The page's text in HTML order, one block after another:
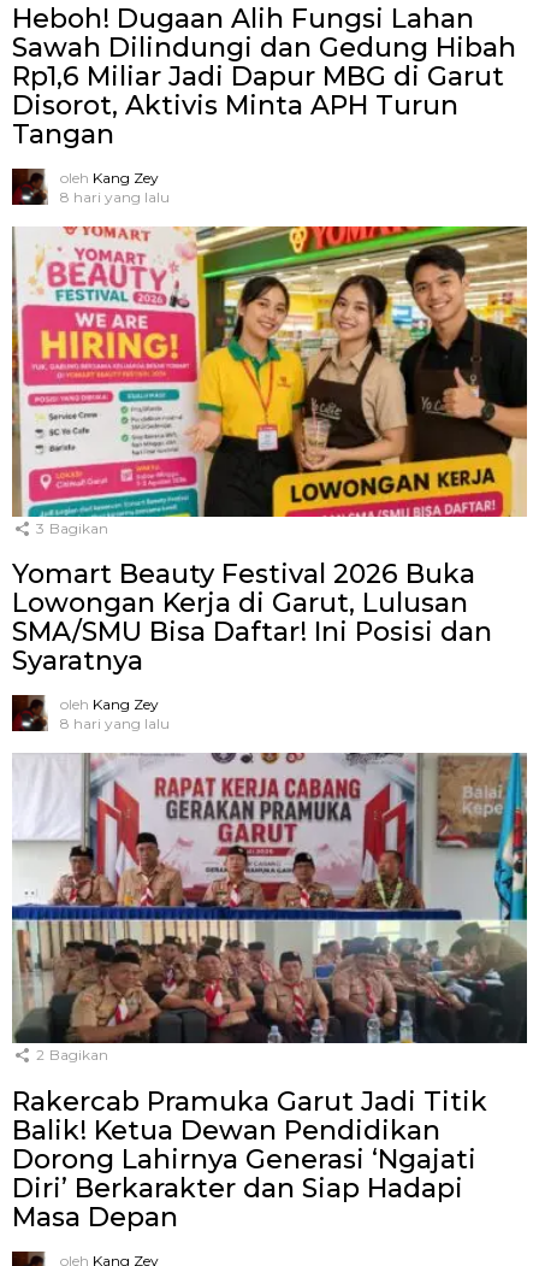
Heboh! Dugaan Alih Fungsi Lahan
Sawah Dilindungi dan Gedung Hibah
Rp1,6 Miliar Jadi Dapur MBG di Garut
Disorot, Aktivis Minta APH Turun
Tangan
oleh Kang Zey
8 hari yang lalu
3 Bagikan
Yomart Beauty Festival 2026 Buka
Lowongan Kerja di Garut, Lulusan
SMA/SMU Bisa Daftar! Ini Posisi dan
Syaratnya
oleh Kang Zey
8 hari yang lalu
2 Bagikan
Rakercab Pramuka Garut Jadi Titik
Balik! Ketua Dewan Pendidikan
Dorong Lahirnya Generasi ‘Ngajati
Diri’ Berkarakter dan Siap Hadapi
Masa Depan
oleh Kang Zey